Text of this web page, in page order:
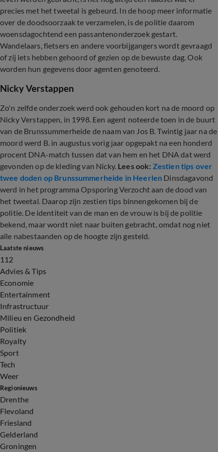
precies met het tweetal is gebeurd. In de hoop meer informatie
over de doodsoorzaak te verzamelen, is de politie daarom
woensdagochtend een passantenonderzoek gestart.
Wandelaars, fietsers en andere voorbijgangers wordt gevraagd
of zij iets hebben gehoord of gezien op de bewuste dag. Ook
worden hun gegevens door agenten genoteerd.
Nicky Verstappen
Zo'n zelfde onderzoek werd ook gehouden kort na de moord op
Nicky Verstappen, in 1998. Een agent noteerde toen in de buurt
van de Brunssummerheide de naam van Jos B. Twintig jaar na de
moord werd B. in augustus vorig jaar opgepakt na een honderd
procent DNA-match tussen dat van hem en het DNA dat werd
gevonden op de kleding van Nicky. Lees ook: Zestien tips over
twee doden op Brunssummerheide in Heerlen Dinsdagavond
werd in het programma Opsporing Verzocht aan de dood van
het tweetal. Daarop zijn zestien tips binnengekomen bij de
politie. De identiteit van de man en de vrouw is bij de politie
bekend, maar wordt niet naar buiten gebracht, omdat nog niet
alle nabestaanden op de hoogte zijn gesteld.
Laatste nieuws
112
Advies & Tips
Economie
Entertainment
Infrastructuur
Milieu en Gezondheid
Politiek
Royalty
Sport
Tech
Weer
Regionieuws
Drenthe
Flevoland
Friesland
Gelderland
Groningen